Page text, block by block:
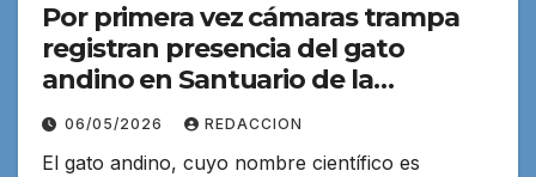
Por primera vez cámaras trampa
registran presencia del gato
andino en Santuario de la
Naturaleza Yerba Loca
06/05/2026 REDACCION
El gato andino, cuyo nombre científico es